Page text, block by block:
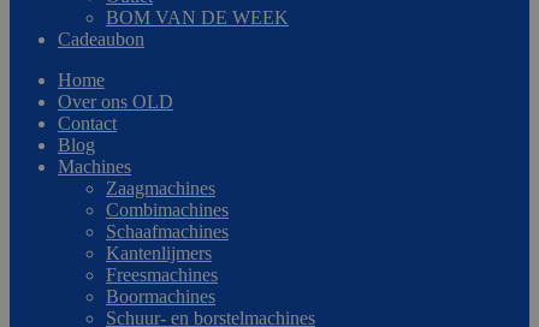
BOM VAN DE WEEK
Cadeaubon
Home
Over ons OLD
Contact
Blog
Machines
Zaagmachines
Combimachines
Schaafmachines
Kantenlijmers
Freesmachines
Boormachines
Schuur- en borstelmachines